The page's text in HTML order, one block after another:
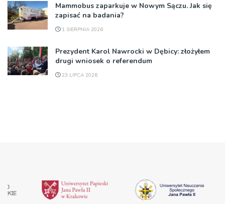
Mammobus zaparkuje w Nowym Sączu. Jak się
zapisać na badania?
1 SIERPNIA 2026
Prezydent Karol Nawrocki w Dębicy: złożyłem
drugi wniosek o referendum
23 LIPCA 2026